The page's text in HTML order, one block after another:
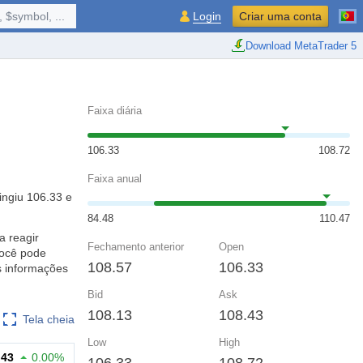
Download MetaTrader 5
... Login Criar uma conta
106.33 e
reagir
pode
informações
Tela cheia
0.00%
Faixa diária
106.33 108.72
Faixa anual
84.48 110.47
Fechamento anterior
108.57
Open
106.33
Bid
108.13
Ask
108.43
Low High